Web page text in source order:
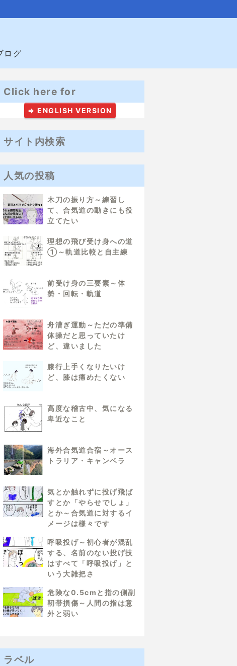
ログ
Click here for
⇒ ENGLISH VERSION
サイト内検索
人気の投稿
木刀の振り方～練習し
て、合気道の動きにも役
立てたい
理想の飛び受け身への道
①～軌道比較と自主練
前受け身の三要素～体
勢・回転・軌道
舟漕ぎ運動～ただの準備
体操だと思っていたけ
ど、違いました
膝行上手くなりたいけ
ど、膝は痛めたくない
高度な稽古中、気になる
卑近なこと
海外合気道合宿～オース
トラリア・キャンベラ
気とか触れずに投げ飛ば
すとか「やらせでしょ」
とか～合気道に対するイ
メージは様々です
呼吸投げ～初心者が混乱
する、名前のない投げ技
はすべて「呼吸投げ」と
いう大雑把さ
危険な0.5cmと指の側副
靭帯損傷～人間の指は意
外と弱い
ラベル